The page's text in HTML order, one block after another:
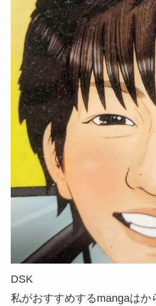
DSK
私がおすすめするmangaはか